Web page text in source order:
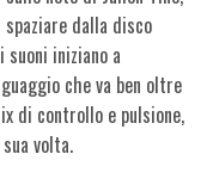
dalla disco
suoni iniziano a
che va ben oltre
di controllo e pulsione,
volta.